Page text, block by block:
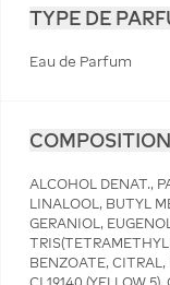
TYPE DE
Eau de Parfum
COMPOSITION
ALCOHOL DENAT.,
LINALOOL, BUTYL
GERANIOL,
BENZOATE,